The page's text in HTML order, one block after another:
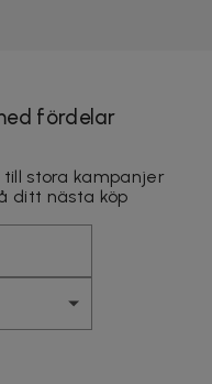
fördelar
stora kampanjer
ditt nästa köp